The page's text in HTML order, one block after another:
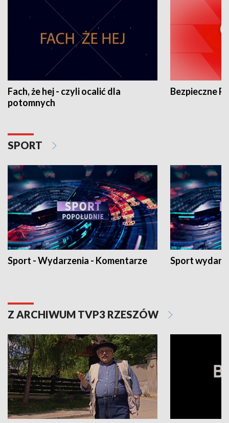
Fach, że hej - czyli ocalić dla
potomnych
Bezpieczne
SPORT
Sport - Wydarzenia - Komentarze Sport
Z ARCHIWUM TVP3 RZESZÓW